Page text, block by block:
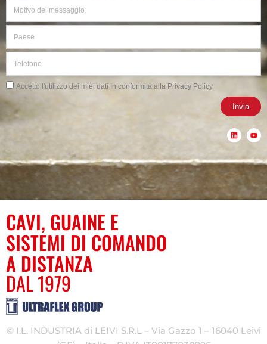
del
messaggio
Privacy
Accetto l'utilizzo dei miei dati In conformità alla Privacy Policy
Invia
L
i
n
e
d
i
Y
o
u
u
b
CAVI, GUAINE E
SISTEMI DI COMANDO
A DISTANZA
DAL 1979
© I.L. INDUSTRIA di LEIVI S.R.L – Via Gazzo 1 – 16040 Leivi